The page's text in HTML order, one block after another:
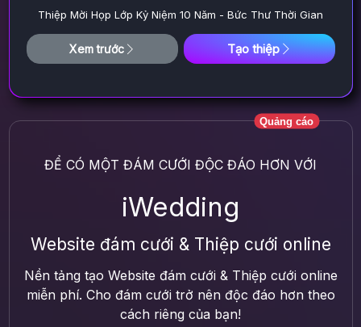
Thiệp Mời Họp Lớp Kỷ Niệm 10 Năm - Bức Thư Thời Gian
Xem trước Tạo thiệp
ĐỂ CÓ MỘT ĐÁM CƯỚI ĐỘC ĐÁO HƠN VỚI
iWedding
Website đám cưới & Thiệp cưới online
Nền tảng tạo Website đám cưới & Thiệp cưới online
miễn phí. Cho đám cưới trở nên độc đáo hơn theo
cách riêng của bạn!
Quảng cáo